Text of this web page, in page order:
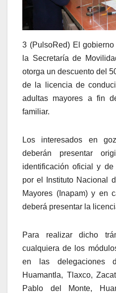
3 (PulsoRed) El
la Secretaría de
otorga un descuento del
de la licencia de
adultas mayores a fin
familiar.
Los interesados en
deberán presentar
identificación oficial y
por el Instituto Nacional
Mayores (Inapam) y en
deberá presentar la
Para realizar dicho
cualquiera de los
en las delegaciones
Huamantla, Tlaxco,
Pablo del Monte,